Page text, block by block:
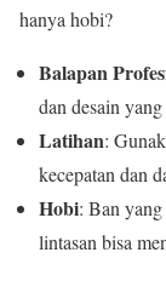
hanya hobi?
Balapan
dan desain
Latihan:
kecepatan dan
Hobi: Ban
lintasan bisa